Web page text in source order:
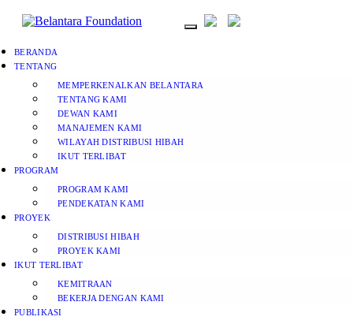
BERANDA
TENTANG
MEMPERKENALKAN BELANTARA
TENTANG KAMI
DEWAN KAMI
MANAJEMEN KAMI
WILAYAH DISTRIBUSI HIBAH
IKUT TERLIBAT
PROGRAM
PROGRAM KAMI
PENDEKATAN KAMI
PROYEK
DISTRIBUSI HIBAH
PROYEK KAMI
IKUT TERLIBAT
KEMITRAAN
BEKERJA DENGAN KAMI
PUBLIKASI